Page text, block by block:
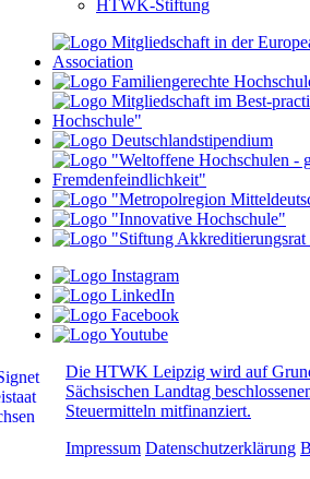
HTWK-Stiftung
Die HTWK Leipzig wird auf
Sächsischen Landtag
Steuermitteln mitfinanziert.
Impressum Datenschutzerklärung